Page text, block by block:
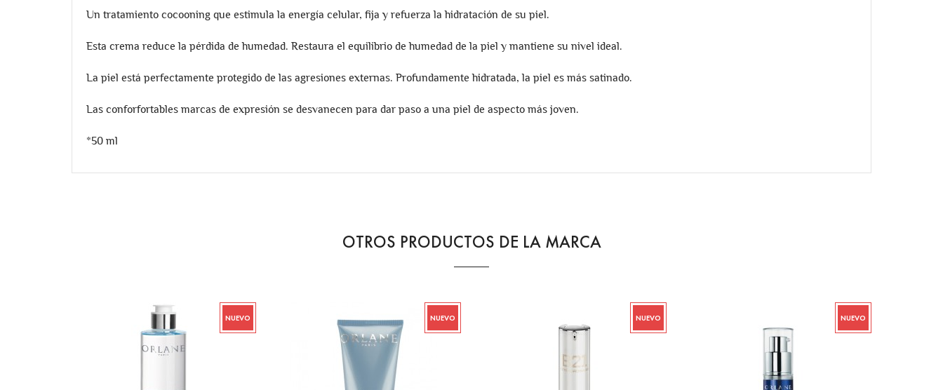
Un tratamiento cocooning que estimula la energía celular, fija y refuerza la hidratación de su piel.
Esta crema reduce la pérdida de humedad. Restaura el equilibrio de humedad de la piel y mantiene su nivel ideal.
La piel está perfectamente protegido de las agresiones externas. Profundamente hidratada, la piel es más satinado.
Las conforfortables marcas de expresión se desvanecen para dar paso a una piel de aspecto más joven.
*50 ml
OTROS PRODUCTOS DE LA MARCA
NUEVO NUEVO NUEVO NUEVO